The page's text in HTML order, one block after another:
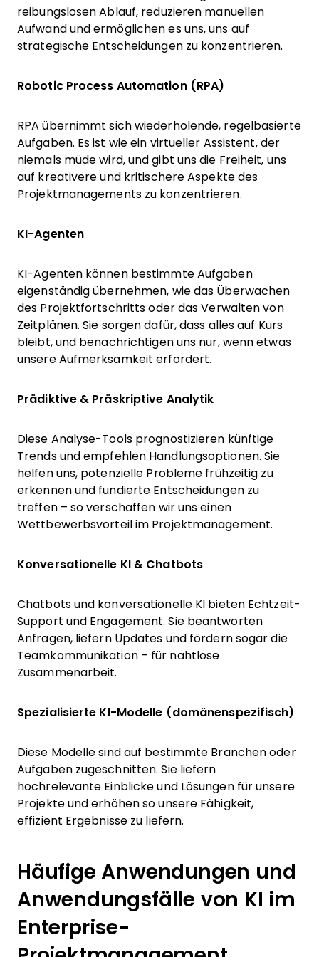
reibungslosen Ablauf, reduzieren manuellen
Aufwand und ermöglichen es uns, uns auf
strategische Entscheidungen zu konzentrieren.
Robotic Process Automation (RPA)
RPA übernimmt sich wiederholende, regelbasierte
Aufgaben. Es ist wie ein virtueller Assistent, der
niemals müde wird, und gibt uns die Freiheit, uns
auf kreativere und kritischere Aspekte des
Projektmanagements zu konzentrieren.
KI-Agenten
KI-Agenten können bestimmte Aufgaben
eigenständig übernehmen, wie das Überwachen
des Projektfortschritts oder das Verwalten von
Zeitplänen. Sie sorgen dafür, dass alles auf Kurs
bleibt, und benachrichtigen uns nur, wenn etwas
unsere Aufmerksamkeit erfordert.
Prädiktive & Präskriptive Analytik
Diese Analyse-Tools prognostizieren künftige
Trends und empfehlen Handlungsoptionen. Sie
helfen uns, potenzielle Probleme frühzeitig zu
erkennen und fundierte Entscheidungen zu
treffen – so verschaffen wir uns einen
Wettbewerbsvorteil im Projektmanagement.
Konversationelle KI & Chatbots
Chatbots und konversationelle KI bieten Echtzeit-
Support und Engagement. Sie beantworten
Anfragen, liefern Updates und fördern sogar die
Teamkommunikation – für nahtlose
Zusammenarbeit.
Spezialisierte KI-Modelle (domänenspezifisch)
Diese Modelle sind auf bestimmte Branchen oder
Aufgaben zugeschnitten. Sie liefern
hochrelevante Einblicke und Lösungen für unsere
Projekte und erhöhen so unsere Fähigkeit,
effizient Ergebnisse zu liefern.
Häufige Anwendungen und
Anwendungsfälle von KI im
Enterprise-